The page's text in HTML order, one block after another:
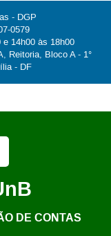
- DGP
0579
e 14h00 às 18h00
Reitoria, Bloco A - 1°
- DF
DE CONTAS